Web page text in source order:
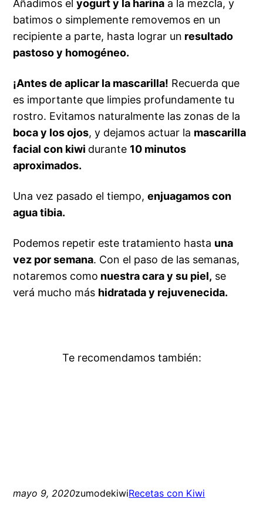
Añadimos elyogurt y la harina a la mezcla, y
batimos o simplemente removemos en un
recipiente a parte, hasta lograr un resultado
pastoso y homogéneo.
¡Antes de aplicar la mascarilla! Recuerda que
es importante que limpies profundamente tu
rostro. Evitamos naturalmente las zonas de la
boca y los ojos, y dejamos actuar la mascarilla
facial con kiwi durante 10 minutos
aproximados.
Una vez pasado el tiempo,enjuagamos con
agua tibia.
Podemos repetir este tratamiento hasta una
vez por semana. Con el paso de las semanas,
notaremos como nuestra cara y su piel, se
verá mucho más hidratada y rejuvenecida.
Te recomendamos también:
mayo 9, 2020zumodekiwiRecetas con Kiwi